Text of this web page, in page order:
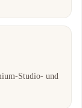
Studio- und